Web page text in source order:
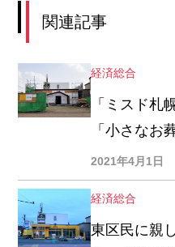
関連記事
経済総合
「ミスド札
「小さなお
2021年4月1日
経済総合
東区民に親